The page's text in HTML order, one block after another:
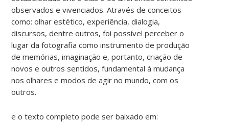
observados e vivenciados. Através de conceitos
como: olhar estético, experiência, dialogia,
discursos, dentre outros, foi possível perceber o
lugar da fotografia como instrumento de produção
de memórias, imaginação e, portanto, criação de
novos e outros sentidos, fundamental à mudança
nos olhares e modos de agir no mundo, com os
outros.
e o texto completo pode ser baixado em: